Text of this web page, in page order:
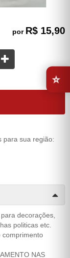
por R$ 15,90
para sua região:
decorações,
politicas etc.
comprimento
NAS
⭐